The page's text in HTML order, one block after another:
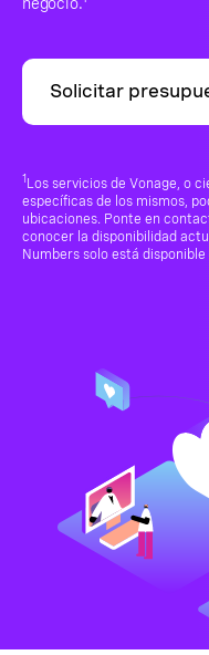
Solicitar
1Los servicios de Vonage, o
específicas de los mismos,
ubicaciones. Ponte en
conocer la disponibilidad
Numbers solo está disponible